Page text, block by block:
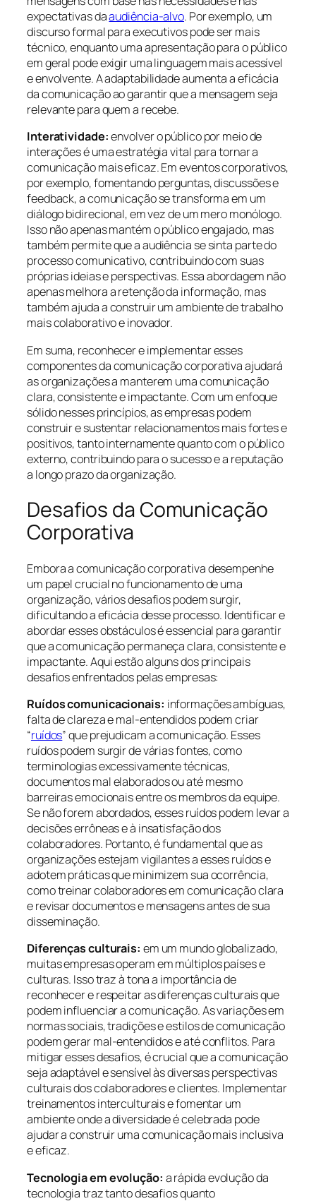
expectativas daaudiência-alvo. Por exemplo, um
discurso formal para executivos pode ser mais
técnico, enquanto uma apresentação para o público
em geral pode exigir uma linguagem mais acessível
e envolvente. A adaptabilidade aumenta a eficácia
da comunicação ao garantir que a mensagem seja
relevante para quem a recebe.
Interatividade:envolver o público por meio de
interações é uma estratégia vital para tornar a
comunicação mais eficaz. Em eventos corporativos,
por exemplo, fomentando perguntas, discussões e
feedback, a comunicação se transforma em um
diálogo bidirecional, em vez de um mero monólogo.
Isso não apenas mantém o público engajado, mas
também permite que a audiência se sinta parte do
processo comunicativo, contribuindo com suas
próprias ideias e perspectivas. Essa abordagem não
apenas melhora a retenção da informação, mas
também ajuda a construir um ambiente de trabalho
mais colaborativo e inovador.
Em suma, reconhecer e implementar esses
componentes da comunicação corporativa ajudará
as organizações a manterem uma comunicação
clara, consistente e impactante. Com um enfoque
sólido nesses princípios, as empresas podem
construir e sustentar relacionamentos mais fortes e
positivos, tanto internamente quanto com o público
externo, contribuindo para o sucesso e a reputação
a longo prazo da organização.
Desafios da Comunicação
Corporativa
Embora a comunicação corporativa desempenhe
um papel crucial no funcionamento de uma
organização, vários desafios podem surgir,
dificultando a eficácia desse processo. Identificar e
abordar esses obstáculos é essencial para garantir
que a comunicação permaneça clara, consistente e
impactante. Aqui estão alguns dos principais
desafios enfrentados pelas empresas:
Ruídos comunicacionais: informações ambíguas,
falta de clareza e mal-entendidos podem criar
“ruídos” que prejudicam a comunicação. Esses
ruídos podem surgir de várias fontes, como
terminologias excessivamente técnicas,
documentos mal elaborados ou até mesmo
barreiras emocionais entre os membros da equipe.
Se não forem abordados, esses ruídos podem levar a
decisões errôneas e à insatisfação dos
colaboradores. Portanto, é fundamental que as
organizações estejam vigilantes a esses ruídos e
adotem práticas que minimizem sua ocorrência,
como treinar colaboradores em comunicação clara
e revisar documentos e mensagens antes de sua
disseminação.
Diferenças culturais: em um mundo globalizado,
muitas empresas operam em múltiplos países e
culturas. Isso traz à tona a importância de
reconhecer e respeitar as diferenças culturais que
podem influenciar a comunicação. As variações em
normas sociais, tradições e estilos de comunicação
podem gerar mal-entendidos e até conflitos. Para
mitigar esses desafios, é crucial que a comunicação
seja adaptável e sensível às diversas perspectivas
culturais dos colaboradores e clientes. Implementar
treinamentos interculturais e fomentar um
ambiente onde a diversidade é celebrada pode
ajudar a construir uma comunicação mais inclusiva
e eficaz.
Tecnologia em evolução: a rápida evolução da
tecnologia traz tanto desafios quanto